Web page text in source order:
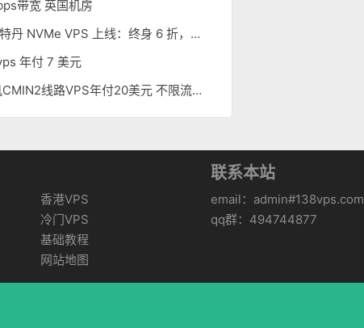
带宽 英国机房
AirNode 荷兰阿姆斯特丹 NVMe VPS 上线：终身 6 折，€1.99/月起，2.5Tbit/s DDoS 防护
年付 7 美元
DediOne 新增洛杉矶CMIN2线路VPS年付20美元 不限流量
香港VPS
冷门VPS
基础教程
网站地图
联系本站
email：admin#138vps.com
qq群：494744877